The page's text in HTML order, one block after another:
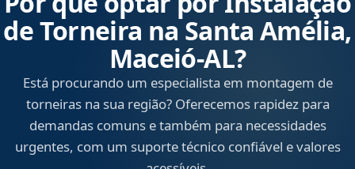
de Torneira na Santa Amélia,
Maceió‑AL?
Está procurando um especialista em montagem de
torneiras na sua região? Oferecemos rapidez para
demandas comuns e também para necessidades
urgentes, com um suporte técnico confiável e valores